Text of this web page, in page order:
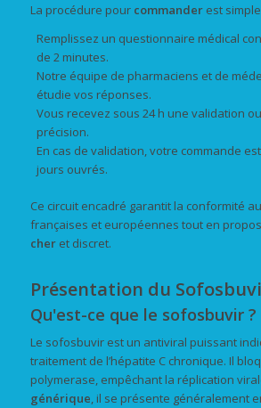
La procédure pour commanderest
Remplissez un questionnaire médical
de 2 minutes.
Notre équipe de pharmaciens et de
étudie vos réponses.
Vous recevez sous 24 h une validation
précision.
En cas de validation, votre commande
jours ouvrés.
Ce circuit encadré garantit la conformité
françaises et européennes tout en
cheret discret.
Présentation du
Qu'est-ce que le sofosbuvir ?
Le sofosbuvir est un antiviral puissant
traitement de l’hépatite C chronique. Il
polymerase, empêchant la réplication
générique, il se présente généralement